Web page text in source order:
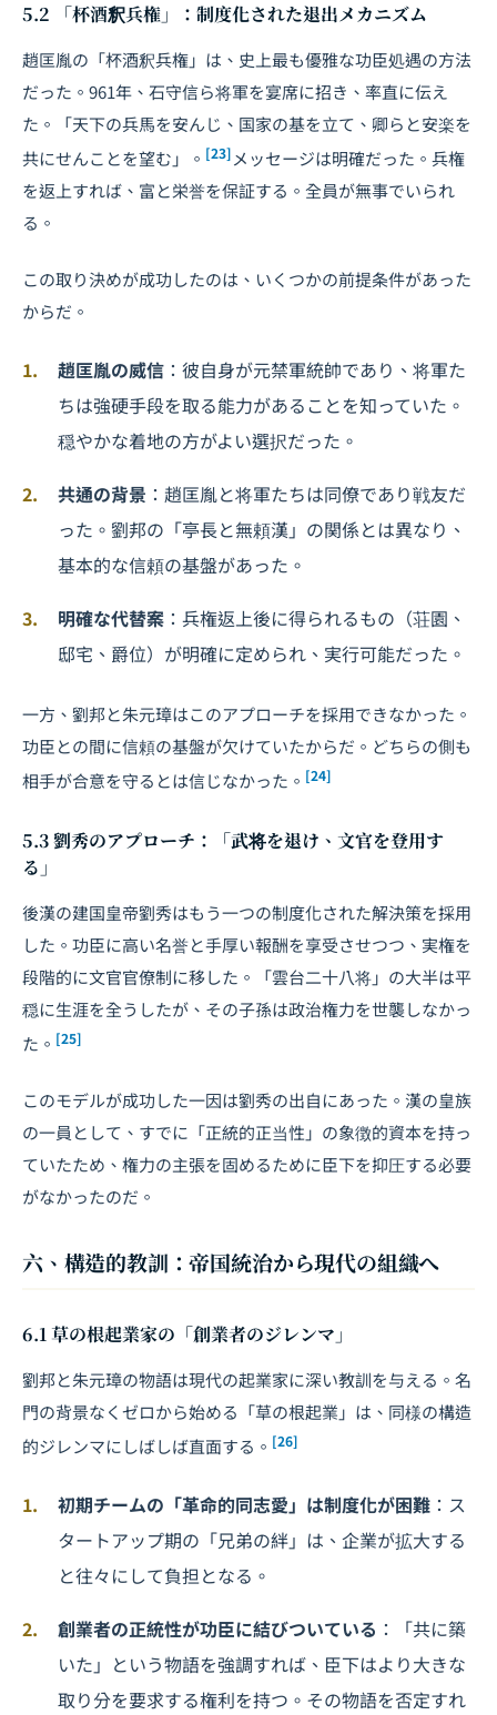
5.2 「杯酒釈兵権」：制度化された退出メカニズム
趙匡胤の「杯酒釈兵権」は、史上最も優雅な功臣処遇の方法
だった。961年、石守信ら将軍を宴席に招き、率直に伝え
た。「天下の兵馬を安んじ、国家の基を立て、卿らと安楽を
共にせんことを望む」。 [23]メッセージは明確だった。兵権
を返上すれば、富と栄誉を保証する。全員が無事でいられ
る。
この取り決めが成功したのは、いくつかの前提条件があった
からだ。
趙匡胤の威信 ：彼自身が元禁軍統帥であり、将軍た
ちは強硬手段を取る能力があることを知っていた。
穏やかな着地の方がよい選択だった。
共通の背景 ：趙匡胤と将軍たちは同僚であり戦友だ
った。劉邦の「亭長と無頼漢」の関係とは異なり、
基本的な信頼の基盤があった。
明確な代替案 ：兵権返上後に得られるもの（荘園、
邸宅、爵位）が明確に定められ、実行可能だった。
一方、劉邦と朱元璋はこのアプローチを採用できなかった。
功臣との間に信頼の基盤が欠けていたからだ。どちらの側も
相手が合意を守るとは信じなかった。 [24]
5.3 劉秀のアプローチ：「武将を退け、文官を登用す
る」
後漢の建国皇帝劉秀はもう一つの制度化された解決策を採用
した。功臣に高い名誉と手厚い報酬を享受させつつ、実権を
段階的に文官官僚制に移した。「雲台二十八将」の大半は平
穏に生涯を全うしたが、その子孫は政治権力を世襲しなかっ
た。 [25]
このモデルが成功した一因は劉秀の出自にあった。漢の皇族
の一員として、すでに「正統的正当性」の象徴的資本を持っ
ていたため、権力の主張を固めるために臣下を抑圧する必要
がなかったのだ。
六、構造的教訓：帝国統治から現代の組織へ
6.1 草の根起業家の「創業者のジレンマ」
劉邦と朱元璋の物語は現代の起業家に深い教訓を与える。名
門の背景なくゼロから始める「草の根起業」は、同様の構造
的ジレンマにしばしば直面する。 [26]
初期チームの「革命的同志愛」は制度化が困難 ：ス
タートアップ期の「兄弟の絆」は、企業が拡大する
と往々にして負担となる。
創業者の正統性が功臣に結びついている ：「共に築
いた」という物語を強調すれば、臣下はより大きな
取り分を要求する権利を持つ。その物語を否定すれ